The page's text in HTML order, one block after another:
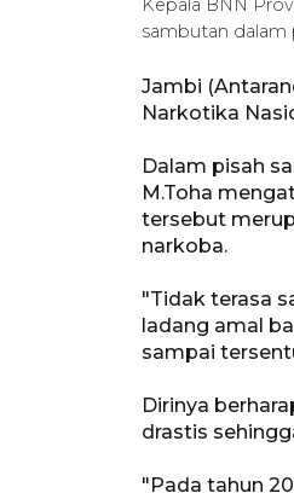
Kepala BNN
sambutan dalam
Jambi
Narkotika
Dalam pisah
M.Toha
tersebut
narkoba.
"Tidak terasa
ladang amal
sampai
Dirinya
drastis
"Pada tahun